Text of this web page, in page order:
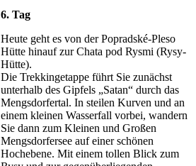
6. Tag
Heute geht es von der Popradské-Pleso
Hütte hinauf zur Chata pod Rysmi (Rysy-
Hütte).
Die Trekkingetappe führt Sie zunächst
unterhalb des Gipfels „Satan“ durch das
Mengsdorfertal. In steilen Kurven und an
einem kleinen Wasserfall vorbei, wandern
Sie dann zum Kleinen und Großen
Mengsdorfersee auf einer schönen
Hochebene. Mit einem tollen Blick zum